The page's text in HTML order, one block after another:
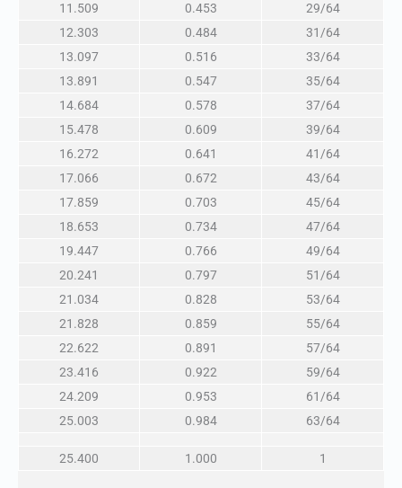
11.509
0.453
29/64
12.303
0.484
31/64
13.097
0.516
33/64
13.891
0.547
35/64
14.684
0.578
37/64
15.478
0.609
39/64
16.272
0.641
41/64
17.066
0.672
43/64
17.859
0.703
45/64
18.653
0.734
47/64
19.447
0.766
49/64
20.241
0.797
51/64
21.034
0.828
53/64
21.828
0.859
55/64
22.622
0.891
57/64
23.416
0.922
59/64
24.209
0.953
61/64
25.003
0.984 63/64
25.400 1.000 1